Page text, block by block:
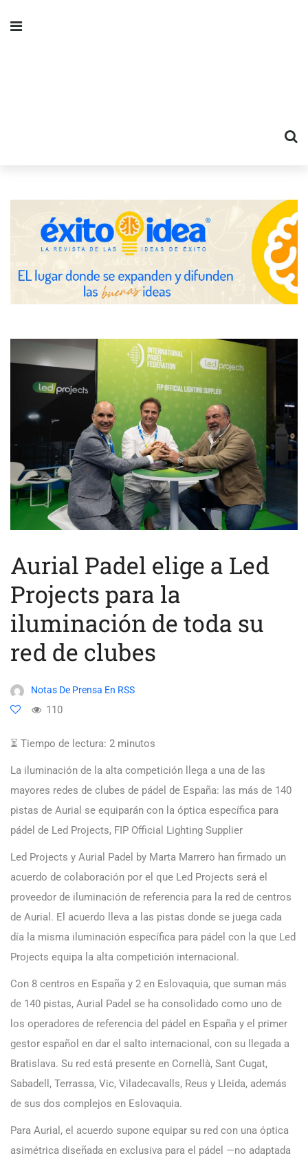
Aurial Padel elige a Led
Projects para la
iluminación de toda su
red de clubes
Notas De Prensa En RSS
110
⏳ Tiempo de lectura: 2 minutos
La iluminación de la alta competición llega a una de las
mayores redes de clubes de pádel de España: las más de 140
pistas de Aurial se equiparán con la óptica específica para
pádel de Led Projects, FIP Official Lighting Supplier
Led Projects y Aurial Padel by Marta Marrero han firmado un
acuerdo de colaboración por el que Led Projects será el
proveedor de iluminación de referencia para la red de centros
de Aurial. El acuerdo lleva a las pistas donde se juega cada
día la misma iluminación específica para pádel con la que Led
Projects equipa la alta competición internacional.
Con 8 centros en España y 2 en Eslovaquia, que suman más
de 140 pistas, Aurial Padel se ha consolidado como uno de
los operadores de referencia del pádel en España y el primer
gestor español en dar el salto internacional, con su llegada a
Bratislava. Su red está presente en Cornellà, Sant Cugat,
Sabadell, Terrassa, Vic, Viladecavalls, Reus y Lleida, además
de sus dos complejos en Eslovaquia.
Para Aurial, el acuerdo supone equipar su red con una óptica
asimétrica diseñada en exclusiva para el pádel —no adaptada